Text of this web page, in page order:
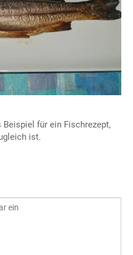
für ein Fischrezept,
ist.